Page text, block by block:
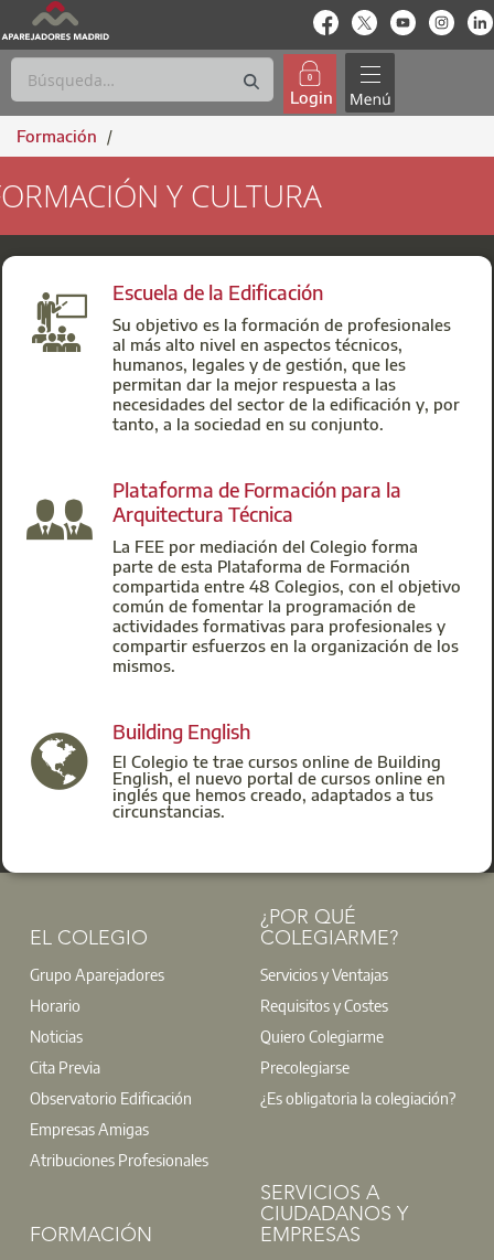
enlace-rrssenlace-rrss
enlace-
Login
Formación
/
FORMACIÓN Y CULTURA
Escuela de la Edificación
Su objetivo es la formación de profesionales
al más alto nivel en aspectos técnicos,
humanos, legales y de gestión, que les
permitan dar la mejor respuesta a las
necesidades del sector de la edificación y, por
tanto, a la sociedad en su conjunto.
Plataforma de Formación para la
Arquitectura Técnica
La FEE por mediación del Colegio forma
parte de esta Plataforma de Formación
compartida entre 48 Colegios, con el objetivo
común de fomentar la programación de
actividades formativas para profesionales y
compartir esfuerzos en la organización de los
mismos.
Building English
El Colegio te trae cursos online de Building
English, el nuevo portal de cursos online en
inglés que hemos creado, adaptados a tus
circunstancias.
EL COLEGIO
Grupo Aparejadores
Horario
Noticias
Cita Previa
Observatorio Edificación
Empresas Amigas
Atribuciones Profesionales
¿POR QUÉ
COLEGIARME?
Servicios y Ventajas
Requisitos y Costes
Quiero Colegiarme
Precolegiarse
¿Es obligatoria la colegiación?
FORMACIÓN
SERVICIOS A
CIUDADANOS Y
EMPRESAS